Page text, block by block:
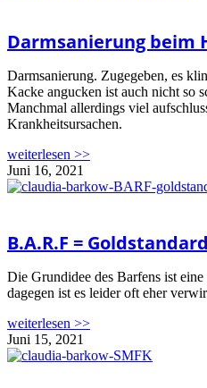
Darmsanierung beim
Darmsanierung. Zugegeben, es
Kacke angucken ist auch nicht so
Manchmal allerdings viel
Krankheitsursachen.
weiterlesen >>
Juni 16, 2021
B.A.R.F =
Die Grundidee des Barfens ist
dagegen ist es leider oft eher
weiterlesen >>
Juni 15, 2021